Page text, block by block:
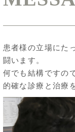
患者様の立場にた
闘います。
何でも結構ですの
的確な診療と治療